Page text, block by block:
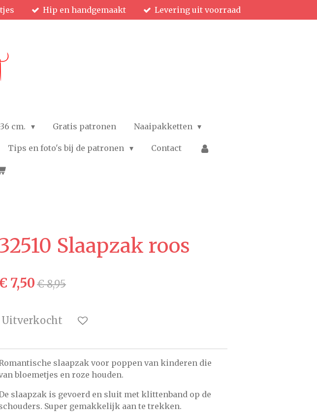
Hip en handgemaakt Levering uit voorraad
cm. Gratis patronen Naaipakketten
Tips en foto's bij de patronen Contact
32510 Slaapzak roos
7,50€ 8,95
Uitverkocht
slaapzak voor poppen van kinderen die
bloemetjes en roze houden.
slaapzak is gevoerd en sluit met klittenband op de
Super gemakkelijk aan te trekken.